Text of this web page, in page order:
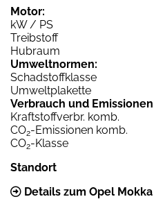
Motor:
kW / PS
Treibstoff
Hubraum
Umweltnormen:
Schadstoffklasse
Umweltplakette
Verbrauch und Emissionen
Kraftstoffverbr. komb.
CO2-Emissionen komb.
CO2-Klasse
Standort
Details zum Opel